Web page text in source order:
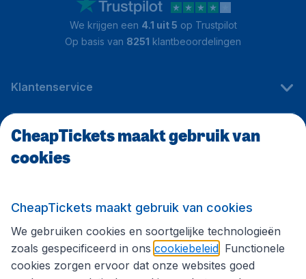
We krijgen een 4.1 uit 5 op Trustpilot
Op basis van 8251 klantbeoordelingen
Klantenservice
CheapTickets.be
Volg CheapTickets.be
CheapTickets maakt gebruik van
cookies
CheapTickets maakt gebruik van cookies
We gebruiken cookies en soortgelijke technologieën
zoals gespecificeerd in ons cookiebeleid . Functionele
cookies zorgen ervoor dat onze websites goed